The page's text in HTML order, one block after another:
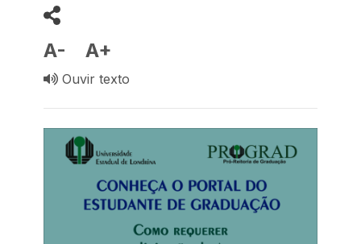
A- A+
Ouvir texto